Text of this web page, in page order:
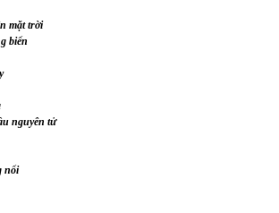
mặt trời
biển
nguyên tử
nổi